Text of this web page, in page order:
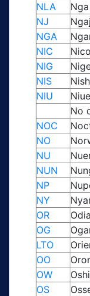
NLA
NJ
NGA
NIC
NIG
NIS
NIU
No
NOC
NO
NU
NUN
NP
NY
OR
OG
LTO
OO
OW
OS